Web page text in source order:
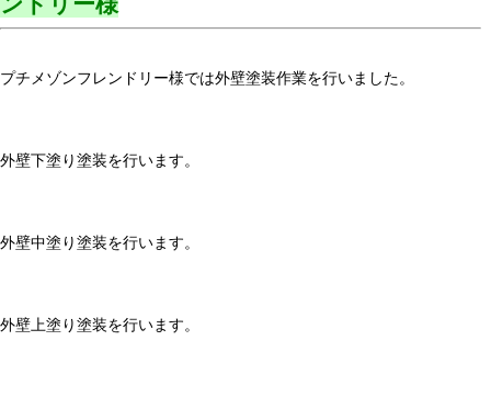
プチメゾンフレンドリー様では外壁塗装作業を行いました。
外壁下塗り塗装を行います。
外壁中塗り塗装を行います。
外壁上塗り塗装を行います。